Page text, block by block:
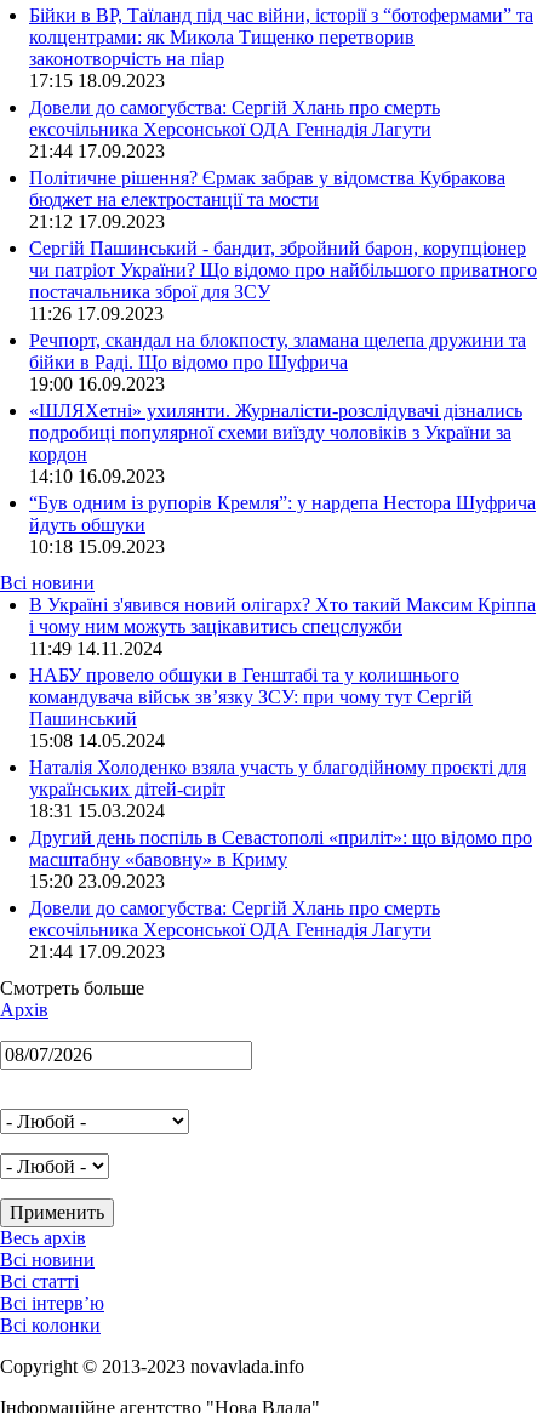
Бійки в ВР, Таїланд під час війни, історії з “ботофермами” та
колцентрами: як Микола Тищенко перетворив
законотворчість на піар
17:15 18.09.2023
Довели до самогубства: Сергій Хлань про смерть
ексочільника Херсонської ОДА Геннадія Лагути
21:44 17.09.2023
Політичне рішення? Єрмак забрав у відомства Кубракова
бюджет на електростанції та мости
21:12 17.09.2023
Сергій Пашинський - бандит, збройний барон, корупціонер
чи патріот України? Що відомо про найбільшого приватного
постачальника зброї для ЗСУ
11:26 17.09.2023
Речпорт, скандал на блокпосту, зламана щелепа дружини та
бійки в Раді. Що відомо про Шуфрича
19:00 16.09.2023
«ШЛЯХетні» ухилянти. Журналісти-розслідувачі дізнались
подробиці популярної схеми виїзду чоловіків з України за
кордон
14:10 16.09.2023
“Був одним із рупорів Кремля”: у нардепа Нестора Шуфрича
йдуть обшуки
10:18 15.09.2023
Всі новини
В Україні з'явився новий олігарх? Хто такий Максим Кріппа
і чому ним можуть зацікавитись спецслужби
11:49 14.11.2024
НАБУ провело обшуки в Генштабі та у колишнього
командувача військ зв’язку ЗСУ: при чому тут Сергій
Пашинський
15:08 14.05.2024
Наталія Холоденко взяла участь у благодійному проєкті для
українських дітей-сиріт
18:31 15.03.2024
Другий день поспіль в Севастополі «приліт»: що відомо про
масштабну «бавовну» в Криму
15:20 23.09.2023
Довели до самогубства: Сергій Хлань про смерть
ексочільника Херсонської ОДА Геннадія Лагути
21:44 17.09.2023
Смотреть больше
Архів
Весь архів
Всі новини
Всі статті
Всі інтерв’ю
Всі колонки
Copyright © 2013-2023 novavlada.info
Інформаційне агентство "Нова Влада"